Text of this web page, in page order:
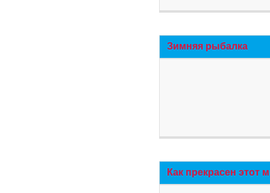
Зимняя рыбалка
Как прекрасен этот